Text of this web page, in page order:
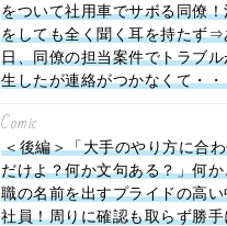
をついて社用車でサボる同僚！
をしても全く聞く耳を持たず⇒
日、同僚の担当案件でトラブル
生したが連絡がつかなくて・・
Comic
＜後編＞「大手のやり方に合
だけよ？何か文句ある？」何か
職の名前を出すプライドの高い
社員！周りに確認も取らず勝手